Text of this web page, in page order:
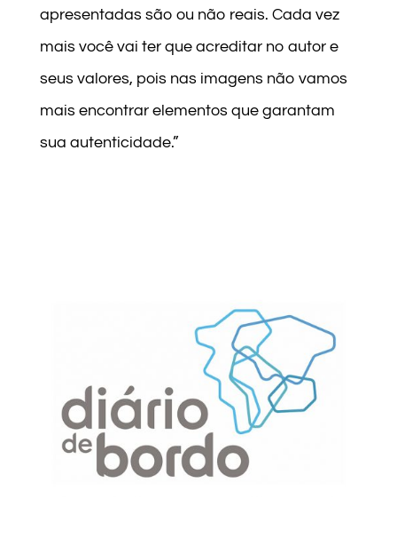
apresentadas são ou não reais. Cada vez
mais você vai ter que acreditar no autor e
seus valores, pois nas imagens não vamos
mais encontrar elementos que garantam
sua autenticidade.”